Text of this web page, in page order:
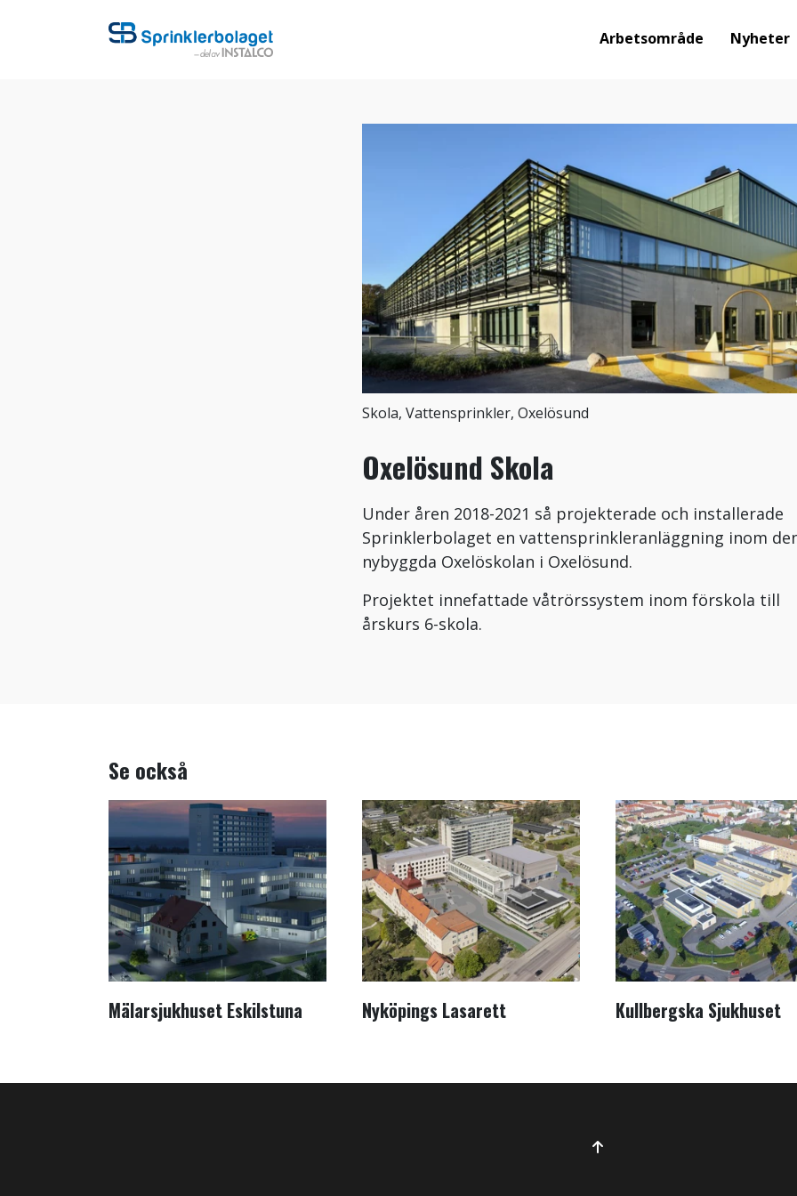
Arbetsområde Nyheter
Skola, Vattensprinkler, Oxelösund
Oxelösund Skola
Under åren 2018-2021 så projekterade och installerade
Sprinklerbolaget en vattensprinkleranläggning inom
nybyggda Oxelöskolan i Oxelösund.
Projektet innefattade våtrörssystem inom förskola till
årskurs 6-skola.
Se också
Mälarsjukhuset Eskilstuna Nyköpings Lasarett Kullbergska Sjukhuset